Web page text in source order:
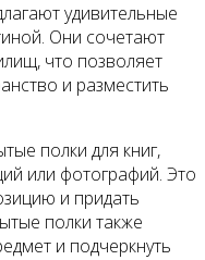
удивительные
Они сочетают
что позволяет
и разместить
полки для книг,
или фотографий. Это
и придать
полки также
и подчеркнуть